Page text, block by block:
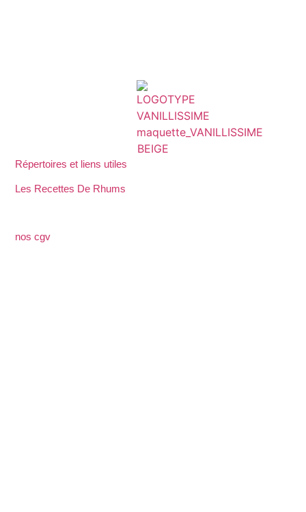
Répertoires et liens utiles
Les Recettes De Rhums
nos cgv